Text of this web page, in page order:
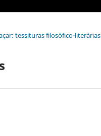
tessituras filosófico-literárias